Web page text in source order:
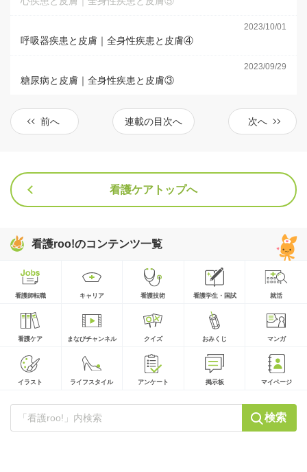
2023/10/01
呼吸器疾患と皮膚｜全身性疾患と皮膚④
2023/09/29
糖尿病と皮膚｜全身性疾患と皮膚③
前へ 連載の目次へ 次へ
看護ケアトップへ
看護roo!のコンテンツ一覧
看護師転職 キャリア 看護技術 看護学生・国試 就活
看護ケア まなびチャンネル クイズ おみくじ マンガ
イラスト ライフスタイル アンケート 掲示板 マイページ
検索